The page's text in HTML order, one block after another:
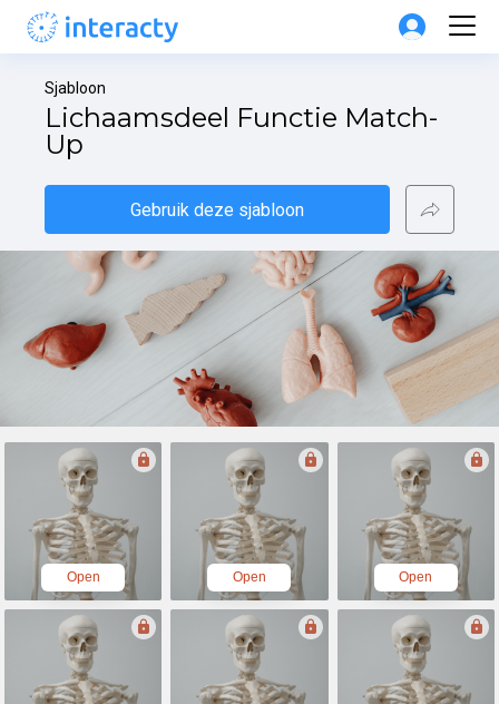
Sjabloon
Lichaamsdeel Functie Match-
Up
Gebruik deze sjabloon